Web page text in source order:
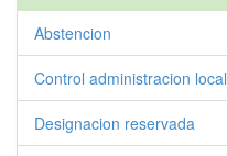
Abstencion
Control administracion local
Designacion reservada